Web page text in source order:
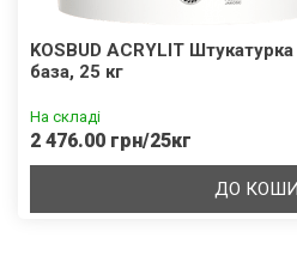
KOSBUD ACRYLIT
база, 25 кг
На складі
2 476.00 грн/25кг
ДО